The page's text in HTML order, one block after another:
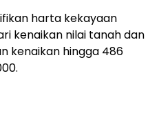
harta kekayaan
kenaikan nilai tanah dan
kenaikan hingga 486